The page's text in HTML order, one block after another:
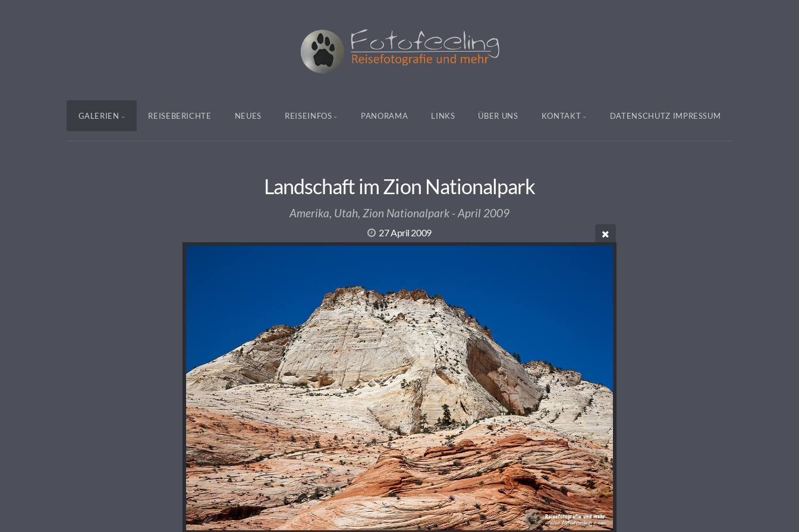
GALERIEN REISEBERICHTE NEUES REISEINFOS PANORAMA LINKS ÜBER UNS KONTAKT DATENSCHUTZ IMPRESSUM
Landschaft im Zion Nationalpark
Amerika, Utah, Zion Nationalpark - April 2009
27 April 2009